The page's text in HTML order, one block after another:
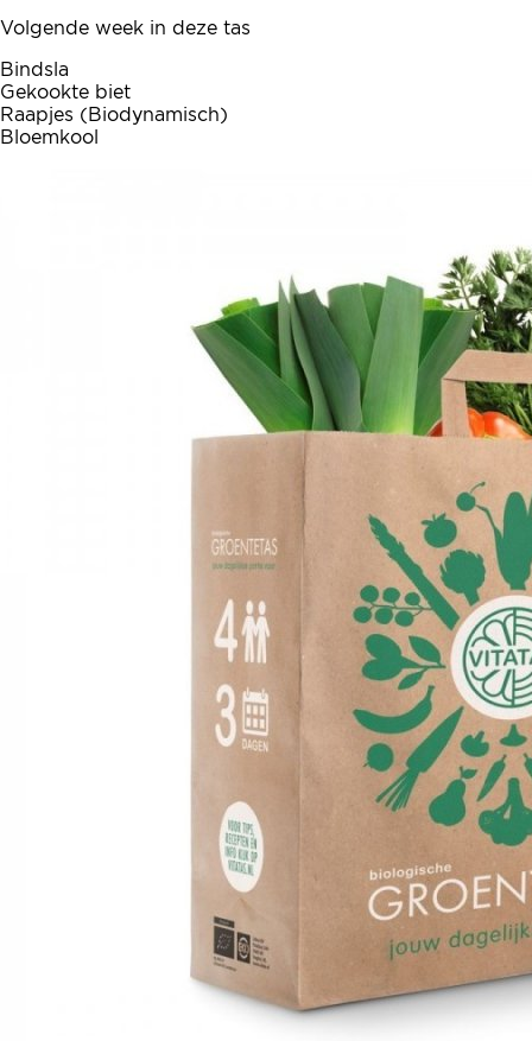
Volgende week in deze tas
Bindsla
Gekookte biet
Raapjes (Biodynamisch)
Bloemkool